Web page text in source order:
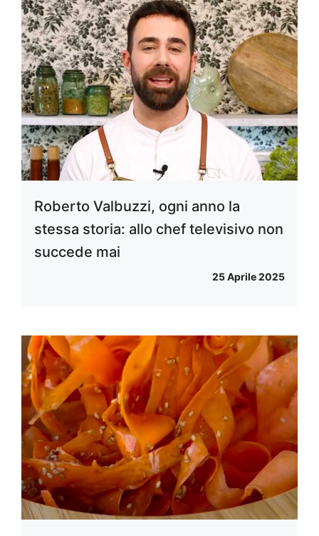
Roberto Valbuzzi, ogni anno la
stessa storia: allo chef televisivo non
succede mai
25 Aprile 2025